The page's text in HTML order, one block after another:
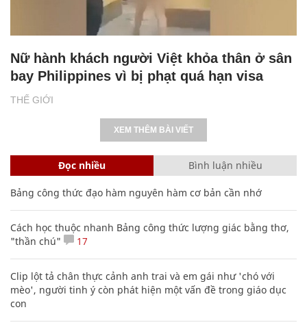
THẾ GIỚI
Nữ hành khách người Việt khỏa thân ở sân
bay Philippines vì bị phạt quá hạn visa
XEM THÊM BÀI VIẾT
Đọc nhiều Bình luận nhiều
Bảng công thức đạo hàm nguyên hàm cơ bản cần nhớ
Cách học thuộc nhanh Bảng công thức lượng giác bằng thơ,
"thần chú"
17
Clip lột tả chân thực cảnh anh trai và em gái như 'chó với
mèo', người tinh ý còn phát hiện một vấn đề trong giáo dục
con